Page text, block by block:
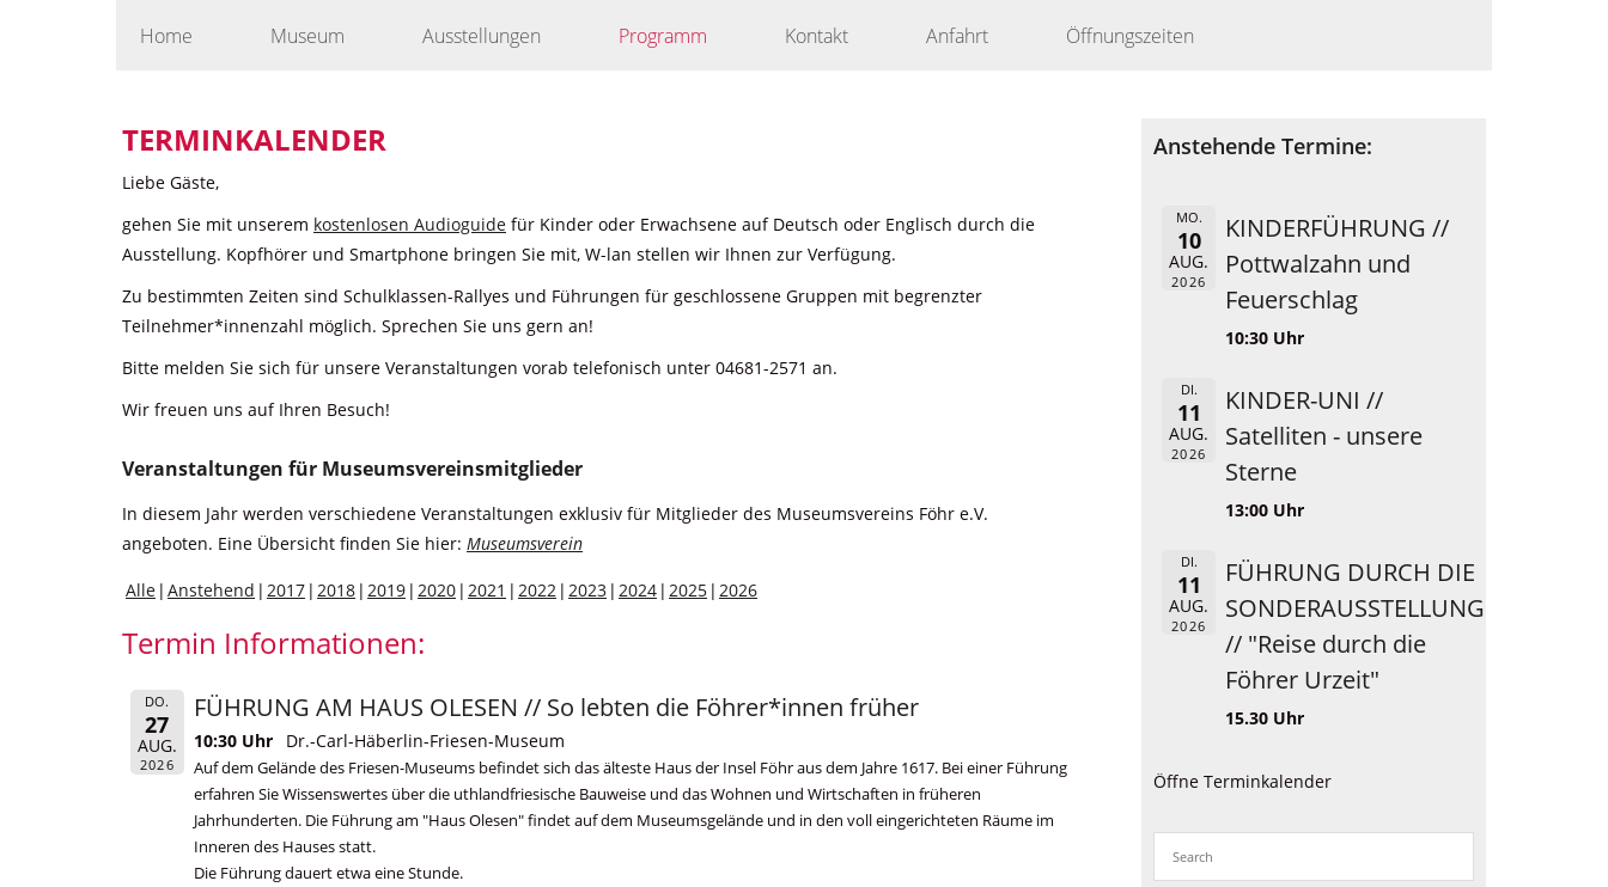
Home Museum Ausstellungen Programm Kontakt Anfahrt Öffnungszeiten
TERMINKALENDER
Liebe Gäste,
gehen Sie mit unserem kostenlosen Audioguide für Kinder oder Erwachsene auf Deutsch oder Englisch durch die
Ausstellung. Kopfhörer und Smartphone bringen Sie mit, W-lan stellen wir Ihnen zur Verfügung.
Zu bestimmten Zeiten sind Schulklassen-Rallyes und Führungen für geschlossene Gruppen mit begrenzter
Teilnehmer*innenzahl möglich. Sprechen Sie uns gern an!
Bitte melden Sie sich für unsere Veranstaltungen vorab telefonisch unter 04681-2571 an.
Wir freuen uns auf Ihren Besuch!
Veranstaltungen für Museumsvereinsmitglieder
In diesem Jahr werden verschiedene Veranstaltungen exklusiv für Mitglieder des Museumsvereins Föhr e.V.
angeboten. Eine Übersicht finden Sie hier: Museumsverein
Alle Anstehend 2017 2018 2019 2020 2021 2022 2023 2024 2025 2026
Termin Informationen:
DO.
27
AUG.
2026
FÜHRUNG AM HAUS OLESEN // So lebten die Föhrer*innen früher
10:30 Uhr Dr.-Carl-Häberlin-Friesen-Museum
Auf dem Gelände des Friesen-Museums befindet sich das älteste Haus der Insel Föhr aus dem Jahre 1617. Bei einer Führung
erfahren Sie Wissenswertes über die uthlandfriesische Bauweise und das Wohnen und Wirtschaften in früheren
Jahrhunderten. Die Führung am "Haus Olesen" findet auf dem Museumsgelände und in den voll eingerichteten Räume im
Inneren des Hauses statt.
Die Führung dauert etwa eine Stunde.
Anstehende Termine:
MO.
10
AUG.
2026
KINDERFÜHRUNG //
Pottwalzahn und
Feuerschlag
10:30 Uhr
DI.
11
AUG.
2026
KINDER-UNI //
Satelliten - unsere
Sterne
13:00 Uhr
DI.
11
AUG.
2026
FÜHRUNG DURCH DIE
SONDERAUSSTELLUNG
// "Reise durch die
Föhrer Urzeit"
15.30 Uhr
Öffne Terminkalender